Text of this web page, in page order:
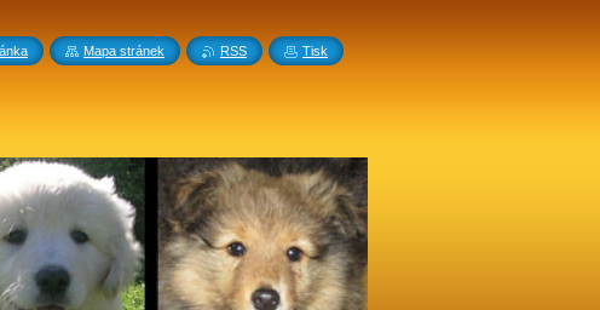
Mapa stránek RSS Tisk